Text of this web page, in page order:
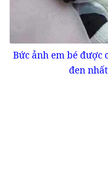
Bức ảnh em bé được
đen